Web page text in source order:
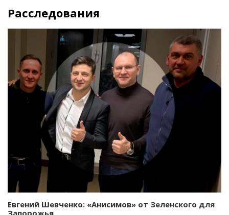
Расследования
Евгений Шевченко: «Анисимов» от Зеленского для
Запорожья